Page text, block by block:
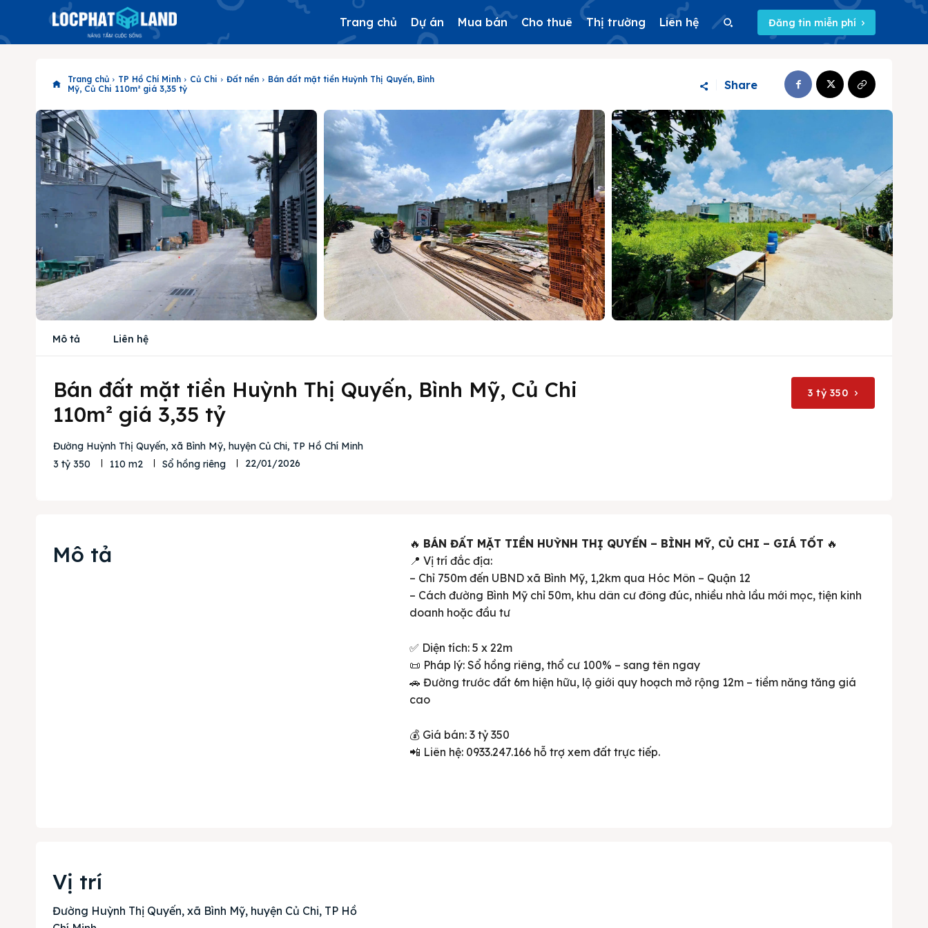
Search
Phiên bản cập nhật V3
Mua bán
Trang chủ Dự án Mua bán Cho thuê Thị trường Liên hệ Đăng tin miễn phí
Trang chủ TP Hồ Chí Minh Củ Chi Đất nền
Bán đất mặt tiền Huỳnh Thị Quyến, Bình
Mỹ, Củ Chi 110m² giá 3,35 tỷ
Share
Mô tả Liên hệ
Bán đất mặt tiền Huỳnh Thị Quyến, Bình Mỹ, Củ Chi
110m² giá 3,35 tỷ
Đường Huỳnh Thị Quyến, xã Bình Mỹ, huyện Củ Chi, TP Hồ Chí Minh
3 tỷ 350
110 m2 Sổ hồng riêng 22/01/2026
3 tỷ 350
Mô tả 🔥 BÁN ĐẤT MẶT TIỀN HUỲNH THỊ QUYẾN – BÌNH MỸ, CỦ CHI – GIÁ TỐT 🔥
📍 Vị trí đắc địa:
– Chỉ 750m đến UBND xã Bình Mỹ, 1,2km qua Hóc Môn – Quận 12
– Cách đường Bình Mỹ chỉ 50m, khu dân cư đông đúc, nhiều nhà lầu mới mọc, tiện kinh
doanh hoặc đầu tư
✅ Diện tích: 5 x 22m
📜 Pháp lý: Sổ hồng riêng, thổ cư 100% – sang tên ngay
🚗 Đường trước đất 6m hiện hữu, lộ giới quy hoạch mở rộng 12m – tiềm năng tăng giá
cao
💰 Giá bán: 3 tỷ 350
📲 Liên hệ: 0933.247.166 hỗ trợ xem đất trực tiếp.
Vị trí
Đường Huỳnh Thị Quyến, xã Bình Mỹ, huyện Củ Chi, TP Hồ